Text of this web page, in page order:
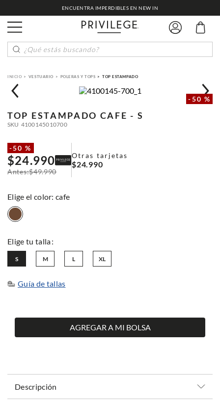
ENCUENTRA IMPERDIBLES EN NEW IN
¿Qué estás buscando?
VESTUARIO POLERAS Y TOPS TOP ESTAMPADO
-50 %
TOP ESTAMPADO CAFE - S
SKU 4100145010700
-50 %
$24.990
$49.990
Otras tarjetas
$24.990
: cafe
L
M
S XL
Guía de tallas
AGREGAR A MI BOLSA
Descripción